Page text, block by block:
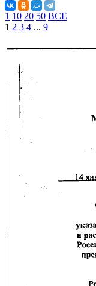
1 10 20 50 ВСЕ
1 2 3 4 ... 9